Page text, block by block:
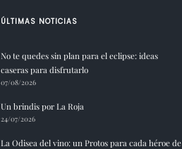
ÚLTIMAS NOTICIAS
No te quedes sin plan para el eclipse: ideas
caseras para disfrutarlo
07/08/2026
Un brindis por La Roja
24/07/2026
La Odisea del vino: un Protos para cada héroe de